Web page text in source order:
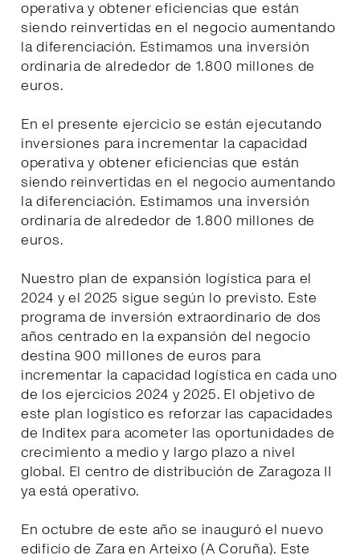
operativa y obtener eficiencias que están
siendo reinvertidas en el negocio aumentando
la diferenciación. Estimamos una inversión
ordinaria de alrededor de 1.800 millones de
euros.
En el presente ejercicio se están ejecutando
inversiones para incrementar la capacidad
operativa y obtener eficiencias que están
siendo reinvertidas en el negocio aumentando
la diferenciación. Estimamos una inversión
ordinaria de alrededor de 1.800 millones de
euros.
Nuestro plan de expansión logística para el
2024 y el 2025 sigue según lo previsto. Este
programa de inversión extraordinario de dos
años centrado en la expansión del negocio
destina 900 millones de euros para
incrementar la capacidad logística en cada uno
de los ejercicios 2024 y 2025. El objetivo de
este plan logístico es reforzar las capacidades
de Inditex para acometer las oportunidades de
crecimiento a medio y largo plazo a nivel
global. El centro de distribución de Zaragoza II
ya está operativo.
En octubre de este año se inauguró el nuevo
edificio de Zara en Arteixo (A Coruña). Este